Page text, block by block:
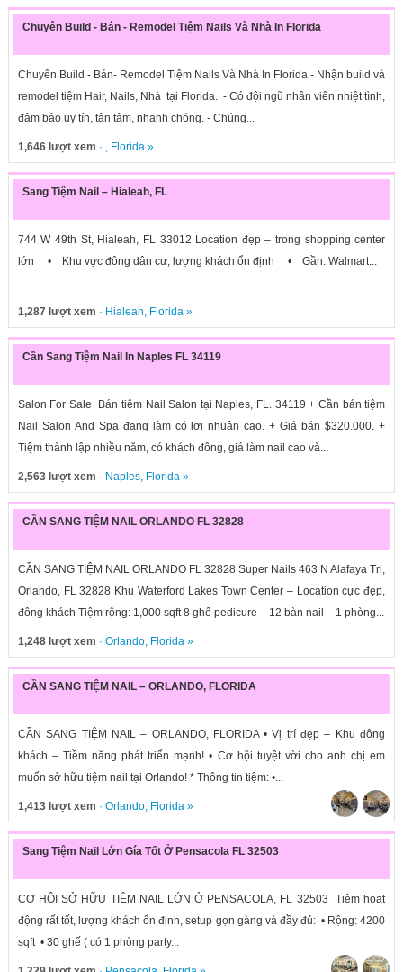
Chuyên Build - Bán - Remodel Tiệm Nails Và Nhà In Florida
Chuyên Build - Bán- Remodel Tiệm Nails Và Nhà In Florida - Nhận build và
remodel tiệm Hair, Nails, Nhà tại Florida. - Có đội ngũ nhân viên nhiệt tình,
đảm bảo uy tín, tận tâm, nhanh chóng. - Chúng...
1,646 lượt xem · , Florida»
Sang Tiệm Nail – Hialeah, FL
744 W 49th St, Hialeah, FL 33012 Location đẹp – trong shopping center
lớn • Khu vực đông dân cư, lượng khách ổn định • Gần: Walmart...
1,287 lượt xem · Hialeah, Florida»
Cần Sang Tiệm Nail In Naples FL 34119
Salon For Sale Bán tiệm Nail Salon tại Naples, FL. 34119 + Cần bán tiệm
Nail Salon And Spa đang làm có lợi nhuận cao. + Giá bán $320.000. +
Tiệm thành lập nhiều năm, có khách đông, giá làm nail cao và...
2,563 lượt xem · Naples, Florida»
CẦN SANG TIỆM NAIL ORLANDO FL 32828
CẦN SANG TIỆM NAIL ORLANDO FL 32828 Super Nails 463 N Alafaya Trl,
Orlando, FL 32828 Khu Waterford Lakes Town Center – Location cực đẹp,
đông khách Tiệm rộng: 1,000 sqft 8 ghế pedicure – 12 bàn nail – 1 phòng...
1,248 lượt xem · Orlando, Florida»
CẦN SANG TIỆM NAIL – ORLANDO, FLORIDA
CẦN SANG TIỆM NAIL – ORLANDO, FLORIDA • Vị trí đẹp – Khu đông
khách – Tiềm năng phát triển mạnh! • Cơ hội tuyệt vời cho anh chị em
muốn sở hữu tiệm nail tại Orlando! * Thông tin tiệm: •...
1,413 lượt xem · Orlando, Florida»
Sang Tiệm Nail Lớn Gía Tốt Ở Pensacola FL 32503
CƠ HỘI SỞ HỮU TIỆM NAIL LỚN Ở PENSACOLA, FL 32503 Tiệm hoạt
động rất tốt, lượng khách ổn định, setup gọn gàng và đầy đủ: • Rộng: 4200
sqft • 30 ghế ( có 1 phòng party...